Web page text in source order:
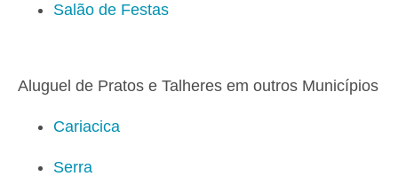
Salão de Festas
Aluguel de Pratos e Talheres em outros Municípios
Cariacica
Serra